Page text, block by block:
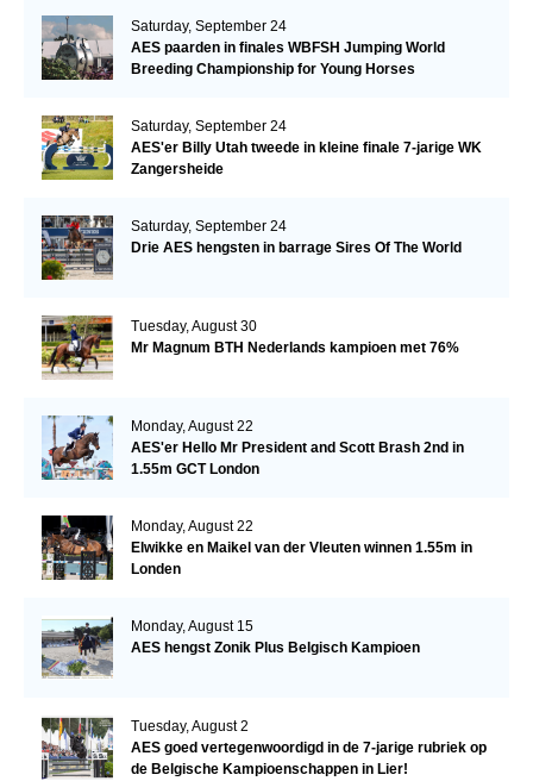
Saturday, September 24
AES paarden in finales WBFSH Jumping World
Breeding Championship for Young Horses
Saturday, September 24
AES'er Billy Utah tweede in kleine finale 7-jarige WK
Zangersheide
Saturday, September 24
Drie AES hengsten in barrage Sires Of The World
Tuesday, August 30
Mr Magnum BTH Nederlands kampioen met 76%
Monday, August 22
AES'er Hello Mr President and Scott Brash 2nd in
1.55m GCT London
Monday, August 22
Elwikke en Maikel van der Vleuten winnen 1.55m in
Londen
Monday, August 15
AES hengst Zonik Plus Belgisch Kampioen
Tuesday, August 2
AES goed vertegenwoordigd in de 7-jarige rubriek op
de Belgische Kampioenschappen in Lier!